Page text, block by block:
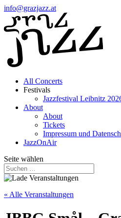
info@grazjazz.at
All Concerts
Festivals
Jazzfestival Leibnitz
About
About
Tickets
Impressum und
JazzOnAir
Seite wählen
« Alle Veranstaltungen